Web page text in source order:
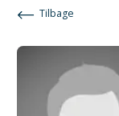
Tilbage